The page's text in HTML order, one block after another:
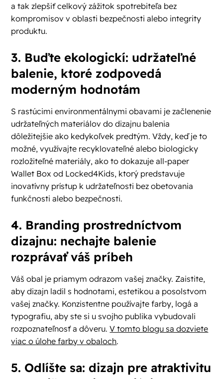
a tak zlepšiť celkový zážitok spotrebiteľa bez
kompromisov v oblasti bezpečnosti alebo integrity
produktu.
3. Buďte ekologickí: udržateľné
balenie, ktoré zodpovedá
moderným hodnotám
S rastúcimi environmentálnymi obavami je začlenenie
udržateľných materiálov do dizajnu balenia
dôležitejšie ako kedykoľvek predtým. Vždy, keď je to
možné, využívajte recyklovateľné alebo biologicky
rozložiteľné materiály, ako to dokazuje all-paper
Wallet Box od Locked4Kids, ktorý predstavuje
inovatívny prístup k udržateľnosti bez obetovania
funkčnosti alebo bezpečnosti.
4. Branding prostredníctvom
dizajnu: nechajte balenie
rozprávať váš príbeh
Váš obal je priamym odrazom vašej značky. Zaistite,
aby dizajn ladil s hodnotami, estetikou a posolstvom
vašej značky. Konzistentne používajte farby, logá a
typografiu, aby ste si u svojho publika vybudovali
rozpoznateľnosť a dôveru.V tomto blogu sa dozviete
viac o úlohe farby v obaloch.
5. Odlíšte sa: dizajn pre atraktivitu